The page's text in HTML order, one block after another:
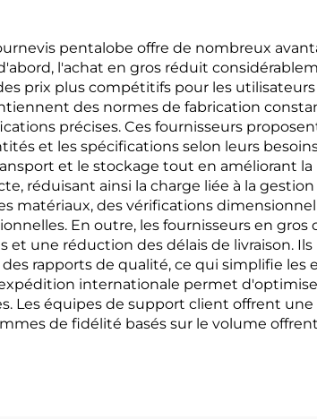
pentalobe offre de nombreux
l'achat en gros réduit
prix plus compétitifs pour les
des normes de fabrication
précises. Ces fournisseurs
et les spécifications selon leurs
et le stockage tout en améliorant
réduisant ainsi la charge liée à la
matériaux, des vérifications
En outre, les fournisseurs en
une réduction des délais de livraison.
rapports de qualité, ce qui simplifie les
internationale permet
Les équipes de support client offrent
de fidélité basés sur le volume